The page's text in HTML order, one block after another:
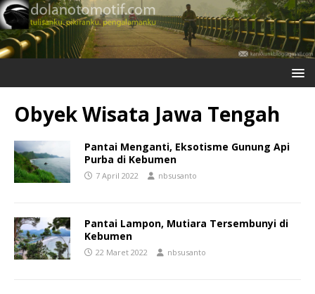
Obyek Wisata Jawa Tengah
Pantai Menganti, Eksotisme Gunung Api
Purba di Kebumen
7 April 2022 nbsusanto
Pantai Lampon, Mutiara Tersembunyi di
Kebumen
22 Maret 2022 nbsusanto